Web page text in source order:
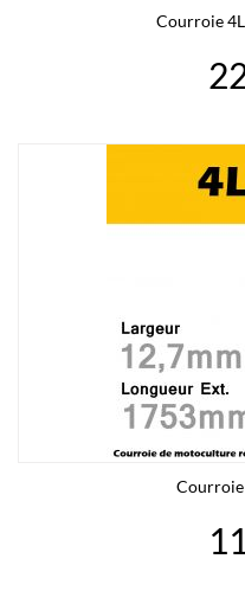
Courroie
Courroie